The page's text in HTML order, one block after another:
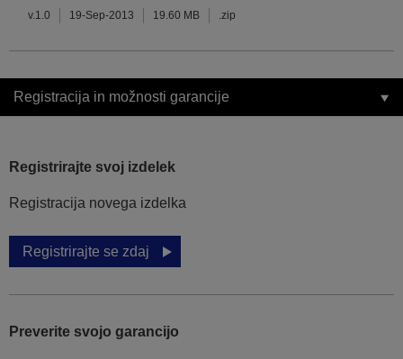
v.1.0 19-Sep-2013 19.60 MB .zip
Registracija in možnosti garancije
Registrirajte svoj izdelek
Registracija novega izdelka
Registrirajte se zdaj
Preverite svojo garancijo